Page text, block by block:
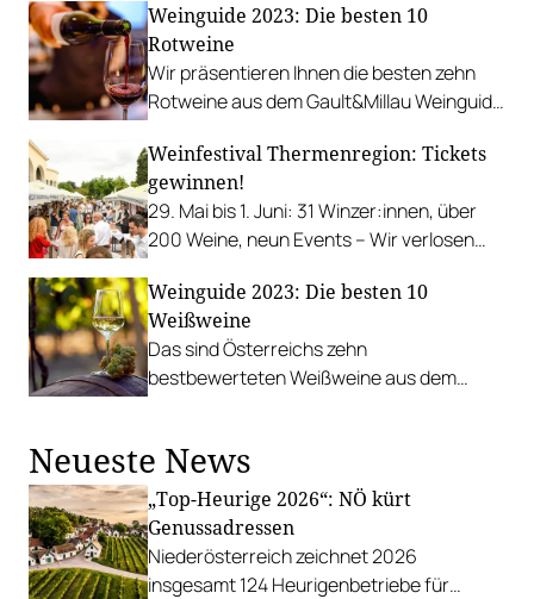
Weinguide 2023: Die besten 10
Rotweine
Wir präsentieren Ihnen die besten zehn
Rotweine aus dem Gault&Millau Weinguide
Weinfestival Thermenregion: Tickets
gewinnen!
29. Mai bis 1. Juni: 31 Winzer:innen, über
200 Weine, neun Events – Wir verlosen
Park.
Weinguide 2023: Die besten 10
Weißweine
Das sind Österreichs zehn
bestbewerteten Weißweine aus dem
Neueste News
„Top-Heurige 2026“: NÖ kürt
Genussadressen
Niederösterreich zeichnet 2026
insgesamt 124 Heurigenbetriebe für